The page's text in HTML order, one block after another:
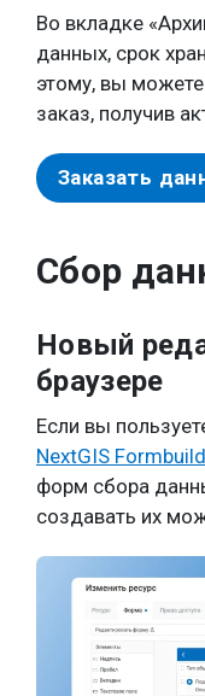
Во вкладке
данных, срок
этому, вы
заказ, получив
Заказать
Сбор
Новый
браузере
Если вы
NextGIS
форм сбора
создавать их